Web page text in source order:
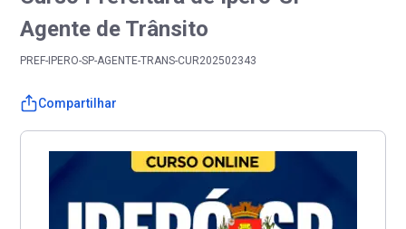
Agente de Trânsito
PREF-IPERO-SP-AGENTE-TRANS-CUR202502343
Compartilhar